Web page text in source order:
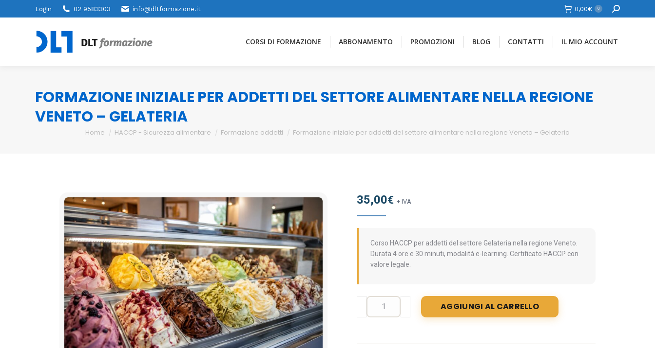
Login 02 9583303 info@dltformazione.it 0,00€ 0 Cerca
CORSI DI FORMAZIONE ABBONAMENTO PROMOZIONI BLOG CONTATTI IL MIO ACCOUNT
FORMAZIONE INIZIALE PER ADDETTI DEL SETTORE ALIMENTARE NELLA REGIONE
VENETO – GELATERIA
You are here:
Home HACCP - Sicurezza alimentare Formazione addetti Formazione iniziale per addetti del settore alimentare nella regione Veneto – Gelateria
35,00€ + IVA
Corso HACCP per addetti del settore Gelateria nella regione Veneto.
Durata 4 ore e 30 minuti, modalità e-learning. Certificato HACCP con
valore legale.
Formazione
del
AGGIUNGI AL CARRELLO